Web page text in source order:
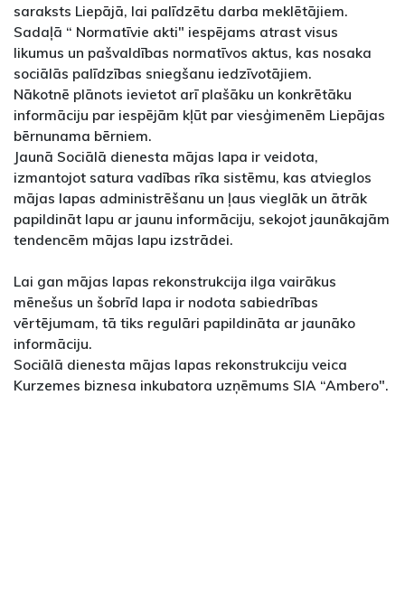
saraksts Liepājā, lai palīdzētu darba meklētājiem.
Sadaļā “ Normatīvie akti" iespējams atrast visus
likumus un pašvaldības normatīvos aktus, kas nosaka
sociālās palīdzības sniegšanu iedzīvotājiem.
Nākotnē plānots ievietot arī plašāku un konkrētāku
informāciju par iespējām kļūt par viesģimenēm Liepājas
bērnunama bērniem.
Jaunā Sociālā dienesta mājas lapa ir veidota,
izmantojot satura vadības rīka sistēmu, kas atvieglos
mājas lapas administrēšanu un ļaus vieglāk un ātrāk
papildināt lapu ar jaunu informāciju, sekojot jaunākajām
tendencēm mājas lapu izstrādei.
Lai gan mājas lapas rekonstrukcija ilga vairākus
mēnešus un šobrīd lapa ir nodota sabiedrības
vērtējumam, tā tiks regulāri papildināta ar jaunāko
informāciju.
Sociālā dienesta mājas lapas rekonstrukciju veica
Kurzemes biznesa inkubatora uzņēmums SIA “Ambero".